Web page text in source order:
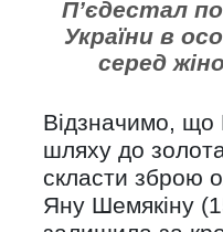
П’єдестал
України в
серед
Відзначимо, що
шляху до
скласти зброю
Яну Шемякіну